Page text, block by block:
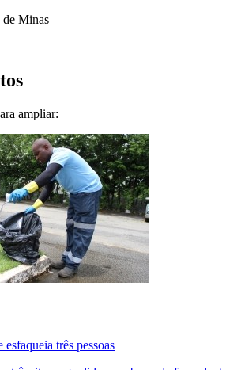
de Minas
ampliar:
três pessoas